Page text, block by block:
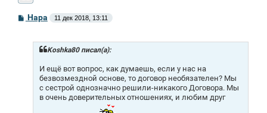
С
о
Нара 11 дек 2018, 13:11
Koshka80 писал(а):
И ещё вот вопрос, как думаешь, если у нас на
безвозмездной основе, то договор необязателен? Мы
с сестрой однозначно решили-никакого Договора. Мы
в очень доверительных отношениях, и любим друг